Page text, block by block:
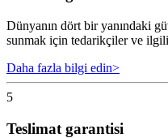
Dünyanın dört bir yanındaki
sunmak için tedarikçiler ve ilgili
Daha fazla bilgi edin>
5
Teslimat garantisi